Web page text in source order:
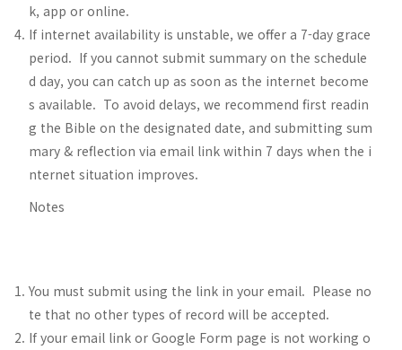
k, app or online.
If internet availability is unstable, we offer a 7-day grace
period. If you cannot submit summary on the schedule
d day, you can catch up as soon as the internet become
s available. To avoid delays, we recommend first readin
g the Bible on the designated date, and submitting sum
mary & reflection via email link within 7 days when the i
nternet situation improves.
Notes
You must submit using the link in your email. Please no
te that no other types of record will be accepted.
If your email link or Google Form page is not working o